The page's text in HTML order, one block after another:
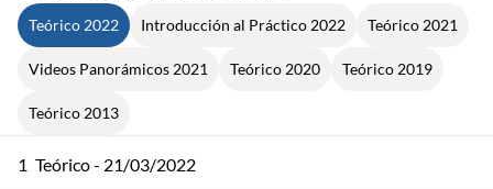
Teórico 2022 Introducción al Práctico 2022 Teórico 2021
Videos Panorámicos 2021 Teórico 2020 Teórico 2019
Teórico 2013
1 Teórico - 21/03/2022